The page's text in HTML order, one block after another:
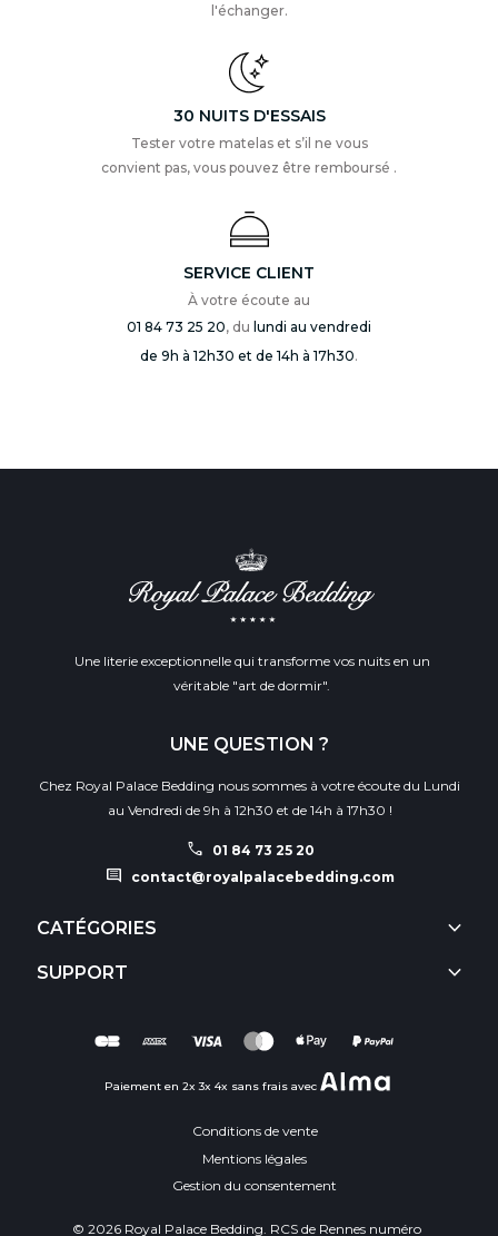
l'échanger.
30 NUITS D'ESSAIS
Tester votre matelas et s’il ne vous
convient pas, vous pouvez être remboursé .
SERVICE CLIENT
À votre écoute au
01 84 73 25 20, du lundi au vendredi
de 9h à 12h30 et de 14h à 17h30.
Une literie exceptionnelle qui transforme vos nuits en un
véritable "art de dormir".
UNE QUESTION ?
Chez Royal Palace Bedding nous sommes à votre écoute du Lundi
au Vendredi de 9h à 12h30 et de 14h à 17h30 !
call 01 84 73 25 20
comment contact@royalpalacebedding.com
CATÉGORIES keyboard_arrow_down
SUPPORT keyboard_arrow_down
Paiement en 2x 3x 4x sans frais avec
© 2026 Royal Palace Bedding. RCS de Rennes numéro
Conditions de vente
Mentions légales
Gestion du consentement